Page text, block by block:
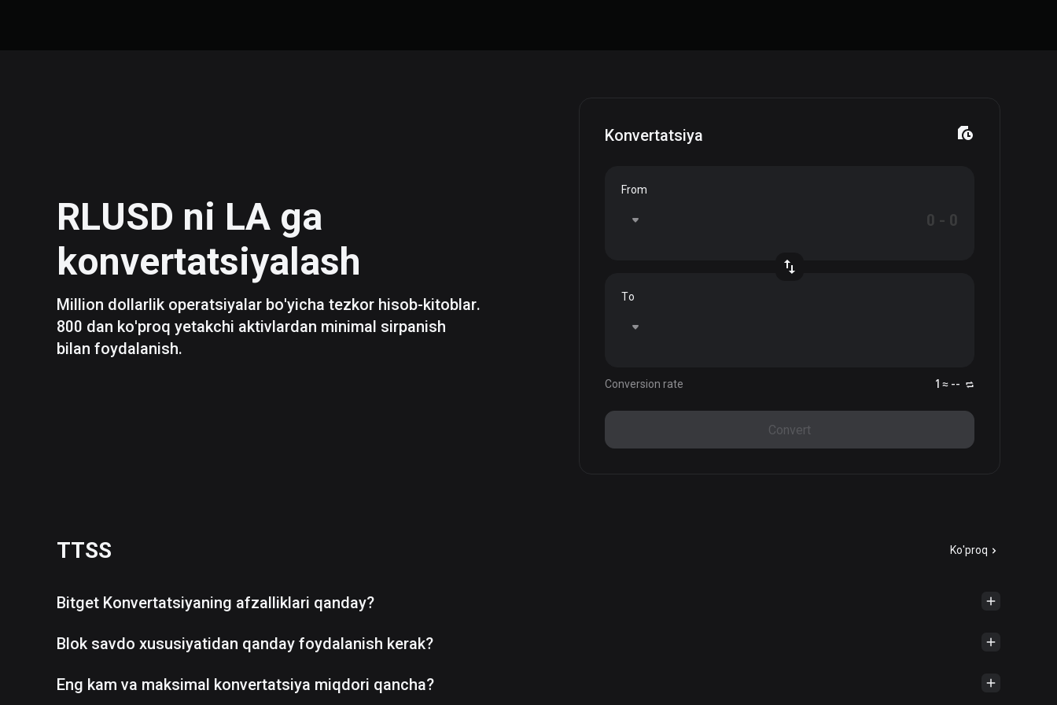
RLUSD ni LA ga
konvertatsiyalash
Million dollarlik operatsiyalar bo'yicha tezkor hisob-kitoblar.
800 dan ko'proq yetakchi aktivlardan minimal sirpanish
bilan foydalanish.
Konvertatsiya
From
To
Conversion rate 1 ≈ --
Convert
TTSS Ko'proq
Bitget Konvertatsiyaning afzalliklari qanday?
Blok savdo xususiyatidan qanday foydalanish kerak?
Eng kam va maksimal konvertatsiya miqdori qancha?